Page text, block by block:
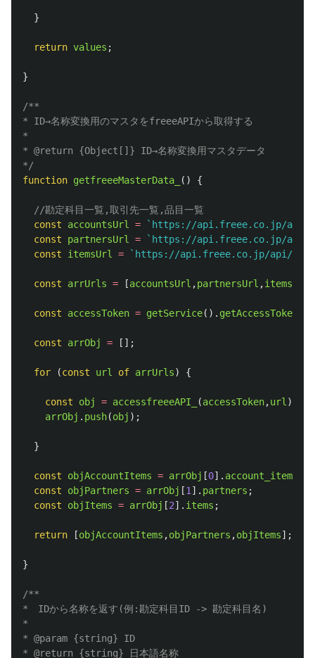
}
return values ;
}
/**
* ID→名称変換用のマスタをfreeeAPIから取得する
*
* @return {Object[]} ID→名称変換用マスタデータ
*/
function getfreeeMasterData_ () {
//勘定科目一覧,取引先一覧,品目一覧
const
accountsUrl =
`https://api.freee.co.jp/api/1/
const
partnersUrl =
`https://api.freee.co.jp/api/1/
const
itemsUrl = `https://api.freee.co.jp/api/1/
const arrUrls = [accountsUrl ,partnersUrl ,itemsUrl
const accessToken = getService(). getAccessToken
const arrObj = [];
for (const url of arrUrls) {
const obj = accessfreeeAPI_ (accessToken,url );
arrObj . push(obj );
}
const objAccountItems = arrObj [0]. account_items
const
objPartners = arrObj [1 ]. partners ;
const
objItems = arrObj [2]. items ;
return [objAccountItems ,objPartners ,objItems];
}
/**
*　IDから名称を返す(例:勘定科目ID -> 勘定科目名)
*
* @param {string} ID
* @return {string} 日本語名称